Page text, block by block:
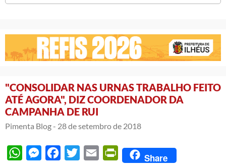
"CONSOLIDAR NAS URNAS TRABALHO FEITO
ATÉ AGORA", DIZ COORDENADOR DA
CAMPANHA DE RUI
Pimenta Blog - 28 de setembro de 2018
WhatsAppMessengerFacebook
Twitter Email PrintFriendly
Share